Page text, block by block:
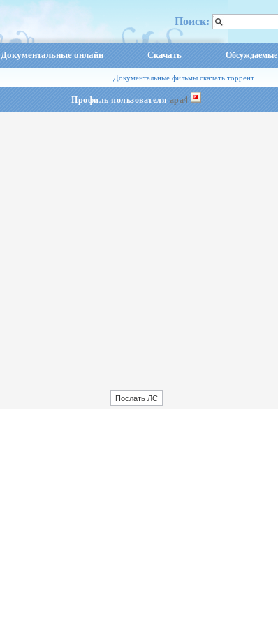
Поиск:
Документальные онлайн Скачать Обсуждаемые
Документальные фильмы скачать торрент
Профиль пользователя apa4